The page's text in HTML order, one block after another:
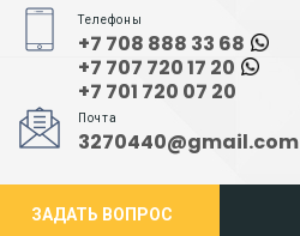
Телефоны
+7 708 888 33 68
+7 707 720 17 20
+7 701 720 07 20
Почта
3270440@gmail.com
ЗАДАТЬ ВОПРОС